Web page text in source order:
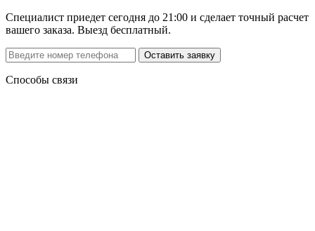
Специалист приедет сегодня до 21:00 и сделает точный расчет
вашего заказа. Выезд бесплатный.
Способы связи